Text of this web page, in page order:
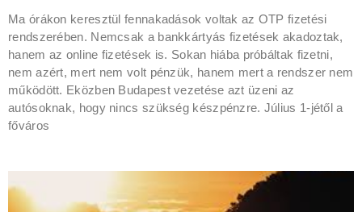
Ma órákon keresztül fennakadások voltak az OTP fizetési
rendszerében. Nemcsak a bankkártyás fizetések akadoztak,
hanem az online fizetések is. Sokan hiába próbáltak fizetni,
nem azért, mert nem volt pénzük, hanem mert a rendszer nem
működött. Eközben Budapest vezetése azt üzeni az
autósoknak, hogy nincs szükség készpénzre. Július 1-jétől a
főváros